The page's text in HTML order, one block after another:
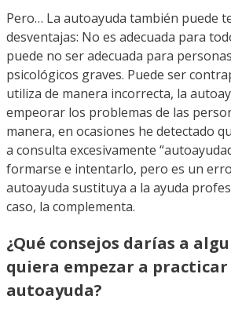
Pero… La autoayuda también puede
desventajas: No es adecuada para
puede no ser adecuada para
psicológicos graves. Puede ser
utiliza de manera incorrecta, la
empeorar los problemas de las
manera, en ocasiones he detectado
a consulta excesivamente
formarse e intentarlo, pero es un
autoayuda sustituya a la ayuda
caso, la complementa.
¿Qué consejos darías a
quiera empezar a practicar
autoayuda?